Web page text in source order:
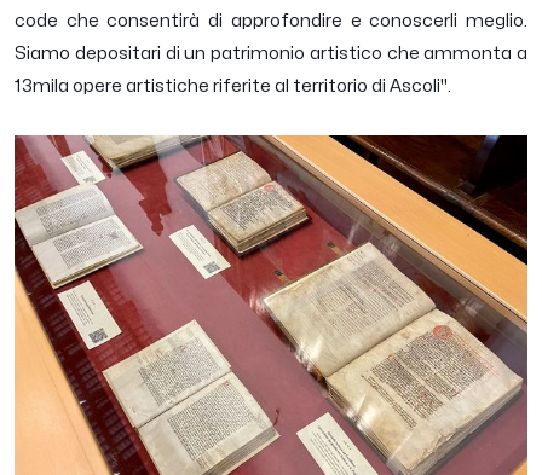
code che consentirà di approfondire e conoscerli meglio.
Siamo depositari di un patrimonio artistico che ammonta a
13mila opere artistiche riferite al territorio di Ascoli''.